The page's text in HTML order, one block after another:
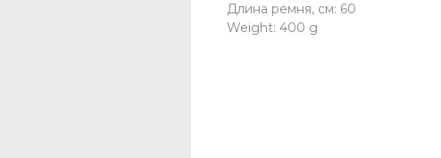
Длина ремня, см: 60
Weight: 400 g